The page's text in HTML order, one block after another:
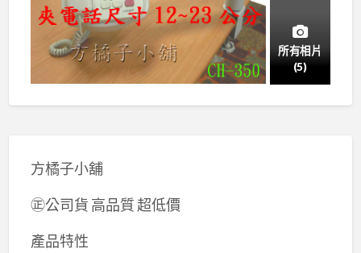
所有相片
(5)
​​​​​方橘子小舖
㊣公司貨 高品質 超低價
產品特性